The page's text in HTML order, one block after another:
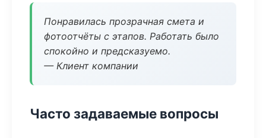
Понравилась прозрачная смета и
фотоотчёты с этапов. Работать было
спокойно и предсказуемо.
— Клиент компании
Часто задаваемые вопросы